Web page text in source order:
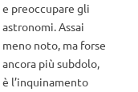
e preoccupare gli
astronomi. Assai
meno noto, ma forse
ancora più subdolo,
è l’inquinamento